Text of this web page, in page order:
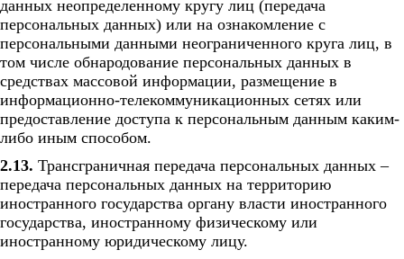
данных неопределенному кругу лиц (передача
персональных данных) или на ознакомление с
персональными данными неограниченного круга лиц, в
том числе обнародование персональных данных в
средствах массовой информации, размещение в
информационно-телекоммуникационных сетях или
предоставление доступа к персональным данным каким-
либо иным способом.
2.13. Трансграничная передача персональных данных –
передача персональных данных на территорию
иностранного государства органу власти иностранного
государства, иностранному физическому или
иностранному юридическому лицу.